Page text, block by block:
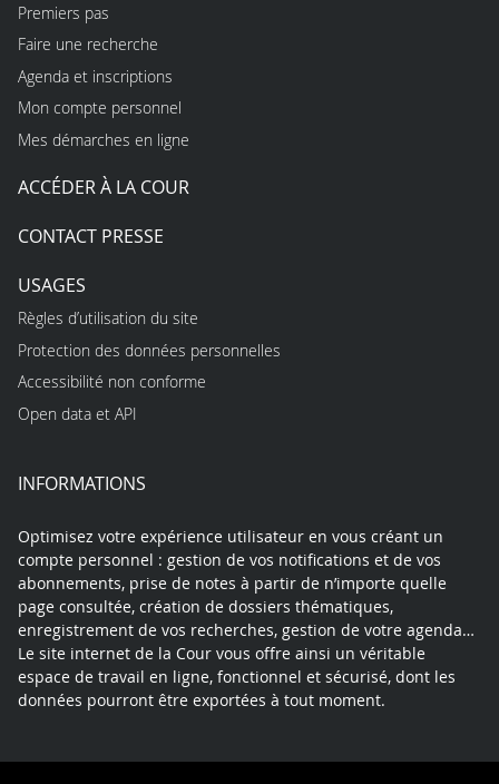
Premiers pas
Faire une recherche
Agenda et inscriptions
Mon compte personnel
Mes démarches en ligne
ACCÉDER À LA COUR
CONTACT PRESSE
USAGES
Règles d’utilisation du site
Protection des données personnelles
Accessibilité non conforme
Open data et API
INFORMATIONS
Optimisez votre expérience utilisateur en vous créant un
compte personnel : gestion de vos notifications et de vos
abonnements, prise de notes à partir de n’importe quelle
page consultée, création de dossiers thématiques,
enregistrement de vos recherches, gestion de votre agenda…
Le site internet de la Cour vous offre ainsi un véritable
espace de travail en ligne, fonctionnel et sécurisé, dont les
données pourront être exportées à tout moment.